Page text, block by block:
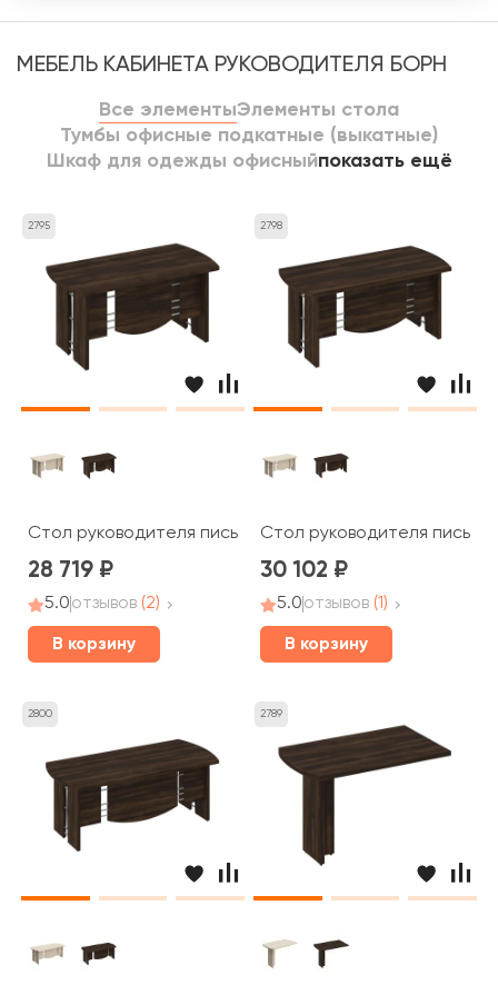
МЕБЕЛЬ КАБИНЕТА РУКОВОДИТЕЛЯ БОРН
Все элементыЭлементы стола
Тумбы офисные подкатные (выкатные)
Шкаф для одежды офисныйпоказать ещё
2795
Стол руководителя письменный 160x80x75 Борн
28 719
5.0отзывов (2)
В корзину
2798
Стол руководителя
30 102
5.0отзывов (1)
В корзину
2800 2789